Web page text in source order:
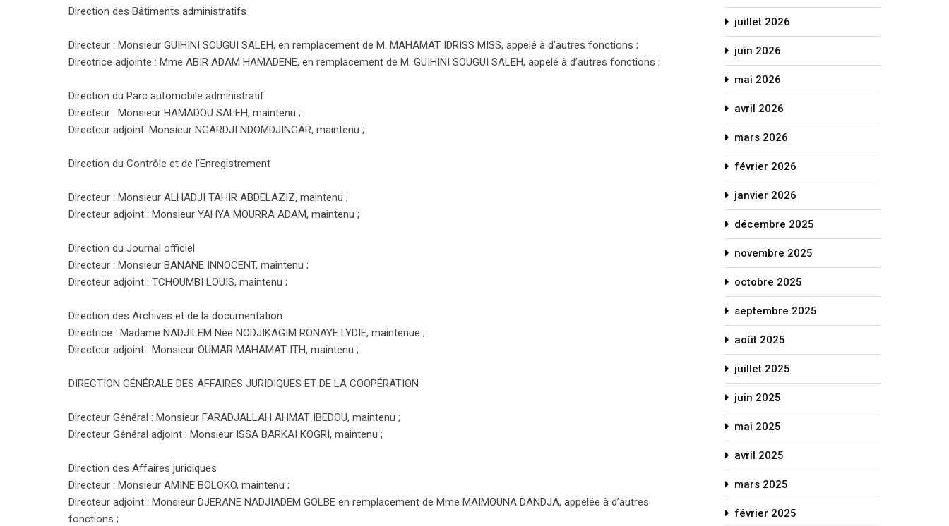
Direction des Bâtiments administratifs
Directeur : Monsieur GUIHINI SOUGUI SALEH, en remplacement de M. MAHAMAT IDRISS MISS, appelé à d’autres fonctions ;
Directrice adjointe : Mme ABIR ADAM HAMADENE, en remplacement de M. GUIHINI SOUGUI SALEH, appelé à d’autres fonctions ;
Direction du Parc automobile administratif
Directeur : Monsieur HAMADOU SALEH, maintenu ;
Directeur adjoint: Monsieur NGARDJI NDOMDJINGAR, maintenu ;
Direction du Contrôle et de l’Enregistrement
Directeur : Monsieur ALHADJI TAHIR ABDELAZIZ, maintenu ;
Directeur adjoint : Monsieur YAHYA MOURRA ADAM, maintenu ;
Direction du Journal officiel
Directeur : Monsieur BANANE INNOCENT, maintenu ;
Directeur adjoint : TCHOUMBI LOUIS, maintenu ;
Direction des Archives et de la documentation
Directrice : Madame NADJILEM Née NODJIKAGIM RONAYE LYDIE, maintenue ;
Directeur adjoint : Monsieur OUMAR MAHAMAT ITH, maintenu ;
DIRECTION GÉNÉRALE DES AFFAIRES JURIDIQUES ET DE LA COOPÉRATION
Directeur Général : Monsieur FARADJALLAH AHMAT IBEDOU, maintenu ;
Directeur Général adjoint : Monsieur ISSA BARKAI KOGRI, maintenu ;
Direction des Affaires juridiques
Directeur : Monsieur AMINE BOLOKO, maintenu ;
Directeur adjoint : Monsieur DJERANE NADJIADEM GOLBE en remplacement de Mme MAIMOUNA DANDJA, appelée à d’autres
fonctions ;
juillet 2026
juin 2026
mai 2026
avril 2026
mars 2026
février 2026
janvier 2026
décembre 2025
novembre 2025
octobre 2025
septembre 2025
août 2025
juillet 2025
juin 2025
mai 2025
avril 2025
mars 2025
février 2025